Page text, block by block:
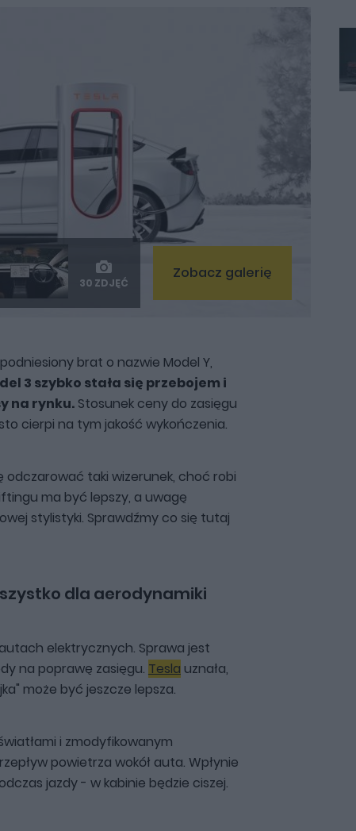
30 ZDJĘĆ
Zobacz galerię
brat o nazwie Model Y,
3 szybko stała się przebojem i
na rynku.Stosunek ceny do zasięgu
cierpi na tym jakość wykończenia.
odczarować taki wizerunek, choć robi
ma być lepszy, a uwagę
stylistyki. Sprawdźmy co się tutaj
dla aerodynamiki
elektrycznych. Sprawa jest
na poprawę zasięgu. Tesla uznała,
może być jeszcze lepsza.
i zmodyfikowanym
powietrza wokół auta. Wpłynie
jazdy - w kabinie będzie ciszej.